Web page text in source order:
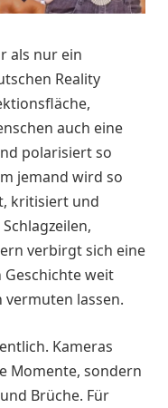
als nur ein
Reality
auch eine
polarisiert so
jemand wird so
kritisiert und
verbirgt sich eine
weit
vermuten lassen.
Kameras
Momente, sondern
Brüche. Für